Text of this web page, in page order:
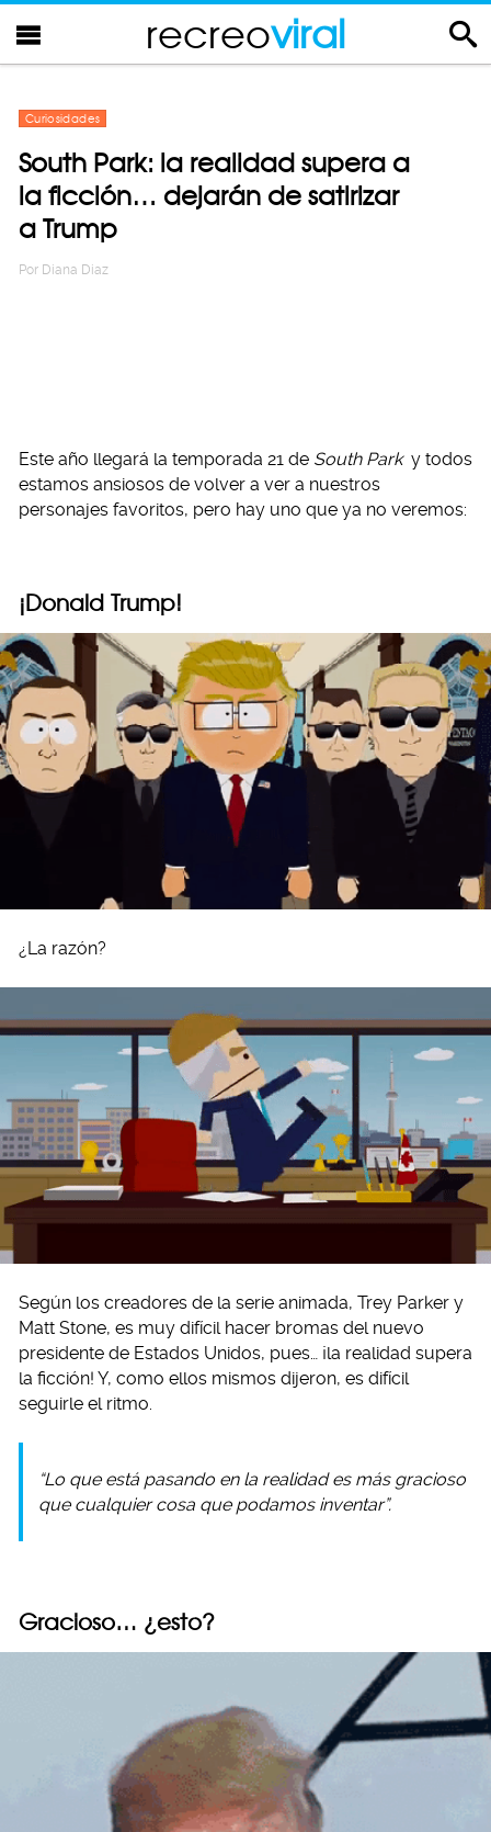
recreoviral
Curiosidades
South Park: la realidad supera a
la ficción… dejarán de satirizar
a Trump
Por Diana Diaz
Este año llegará la temporada 21 de South Park y todos
estamos ansiosos de volver a ver a nuestros
personajes favoritos, pero hay uno que ya no veremos:
¡Donald Trump!
¿La razón?
Según los creadores de la serie animada, Trey Parker y
Matt Stone, es muy difícil hacer bromas del nuevo
presidente de Estados Unidos, pues… ¡la realidad supera
la ficción! Y, como ellos mismos dijeron, es difícil
seguirle el ritmo.
“Lo que está pasando en la realidad es más gracioso
que cualquier cosa que podamos inventar”.
Gracioso… ¿esto?